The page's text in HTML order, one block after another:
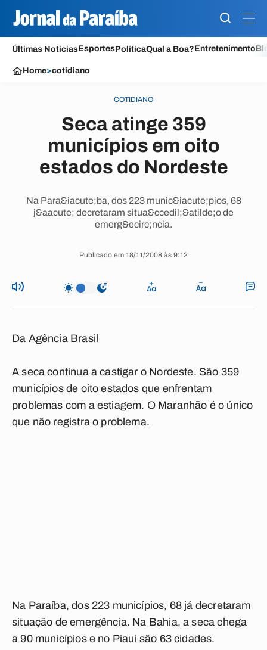
Últimas NotíciasEsportesPolíticaQual a Boa?Entretenimento
Home>cotidiano
COTIDIANO
Seca atinge 359
municípios em oito
estados do Nordeste
Na Para&iacute;ba, dos 223 munic&iacute;pios, 68
j&aacute; decretaram situa&ccedil;&atilde;o de
emerg&ecirc;ncia.
Publicado em 18/11/2008 às 9:12
Da Agência Brasil
A seca continua a castigar o Nordeste. São 359
municípios de oito estados que enfrentam
problemas com a estiagem. O Maranhão é o único
que não registra o problema.
Na Paraíba, dos 223 municípios, 68 já decretaram
situação de emergência. Na Bahia, a seca chega
a 90 municípios e no Piaui são 63 cidades.